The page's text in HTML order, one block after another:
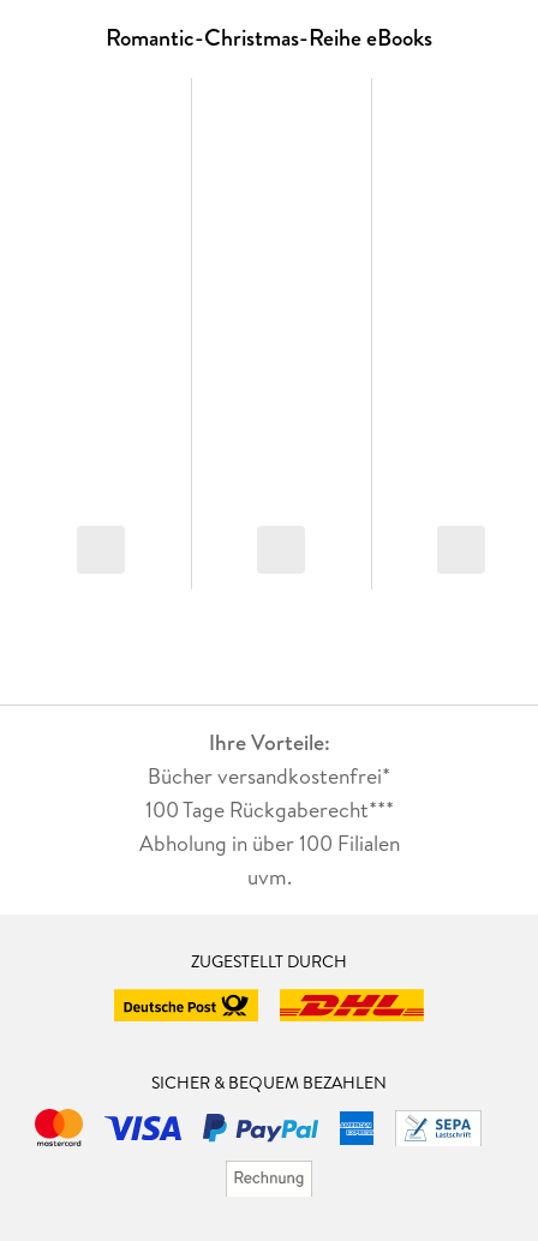
Kurzgeschichte ist außerdem in der Anthologie "Magische
Romantic-Christmas-Reihe eBooks
Ihre Vorteile:
Bücher versandkostenfrei*
100 Tage Rückgaberecht***
Abholung in über 100 Filialen
uvm.
ZUGESTELLT DURCH
SICHER & BEQUEM BEZAHLEN